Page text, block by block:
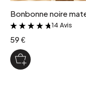
Bonbonne noire
&
14 Avis
59 €